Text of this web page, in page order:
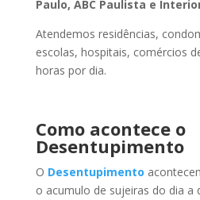
Paulo, ABC Paulista e
Atendemos residências,
escolas, hospitais, comércios
horas por dia.
Como acontece o
Desentupimento
O Desentupimento
o acumulo de sujeiras do dia a